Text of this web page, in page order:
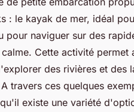
: le kayak de mer, idéal
pour naviguer sur des
Cette activité
des rivières et des
travers ces quelques
existe une variété